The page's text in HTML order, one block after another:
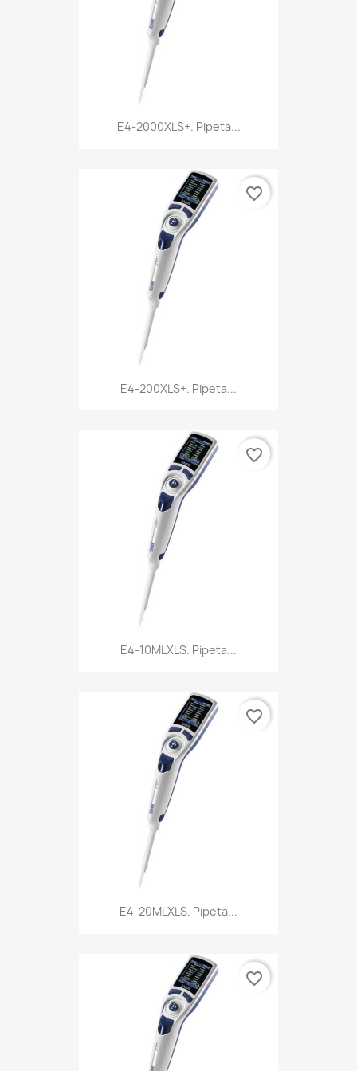
E4-2000XLS+. Pipeta...
E4-200XLS+. Pipeta...
favorite_border
E4-10MLXLS. Pipeta...
favorite_border
E4-20MLXLS. Pipeta...
favorite_border
favorite_border